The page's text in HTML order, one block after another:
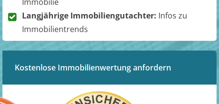
Langjährige Immobiliengutachter: Infos zu
Immobilientrends
Kostenlose Immobilienwertung anfordern